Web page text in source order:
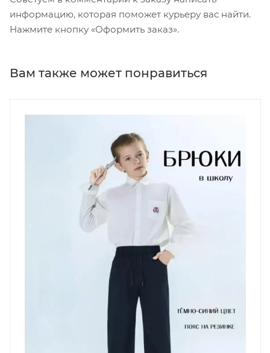
информацию, которая поможет курьеру вас найти.
Нажмите кнопку «Оформить заказ».
Вам также может понравиться